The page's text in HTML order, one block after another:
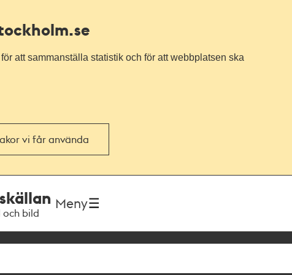
att sammanställa statistik och för att webbplatsen ska
vi får använda
och bild
Meny